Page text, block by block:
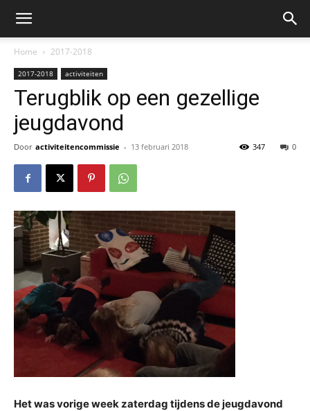
Home 2017-2018
2017-2018 activiteiten
Terugblik op een gezellige
jeugdavond
Door activiteitencommissie - 13 februari 2018 0
347
Het was vorige week zaterdag tijdens de jeugdavond